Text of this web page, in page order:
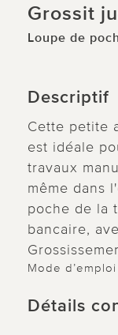
Grossit
Loupe de
Descriptif
Cette petite
est idéale
travaux
même dans
poche de la
bancaire,
Mode d’emploi
Détails